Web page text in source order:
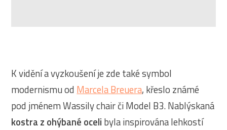
K vidění a vyzkoušení je zde také symbol
modernismu od Marcela Breuera, křeslo známé
pod jménem Wassily chair či Model B3. Nablýskaná
kostra z ohýbané oceli byla inspirována lehkostí